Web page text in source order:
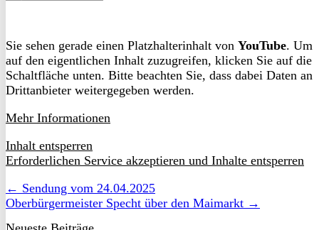
Sie sehen gerade einen Platzhalterinhalt von YouTube. Um
auf den eigentlichen Inhalt zuzugreifen, klicken Sie auf die
Schaltfläche unten. Bitte beachten Sie, dass dabei Daten an
Drittanbieter weitergegeben werden.
Mehr Informationen
Inhalt entsperren
Erforderlichen Service akzeptieren und Inhalte entsperren
← Sendung vom 24.04.2025
Oberbürgermeister Specht über den Maimarkt →